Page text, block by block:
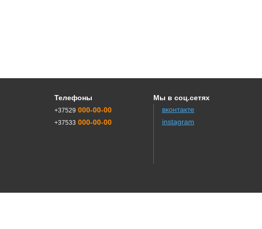
Телефоны
+37529 000-00-00
+37533 000-00-00
Мы в соц.сетях
вконтакте
instagram